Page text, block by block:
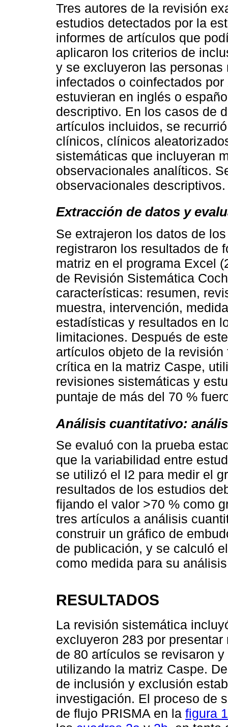
Tres autores de la revisión
estudios detectados por la
informes de artículos que
aplicaron los criterios de
y se excluyeron las
infectados o coinfectados por
estuvieran en inglés o
descriptivo. En los casos de
artículos incluidos, se
clínicos, clínicos
sistemáticas que incluyeran
observacionales analíticos.
observacionales descriptivos.
Extracción de datos y
Se extrajeron los datos de
registraron los resultados de
matriz en el programa Excel
de Revisión Sistemática
características: resumen,
muestra, intervención,
estadísticas y resultados en
limitaciones. Después de
artículos objeto de la
crítica en la matriz Caspe,
revisiones sistemáticas y
puntaje de más del 70 %
Análisis cuantitativo:
Se evaluó con la prueba
que la variabilidad entre
se utilizó el I2 para medir el
resultados de los estudios
fijando el valor >70 % como
tres artículos a análisis
construir un gráfico de
de publicación, y se calculó
como medida para su
RESULTADOS
La revisión sistemática
excluyeron 283 por
de 80 artículos se revisaron
utilizando la matriz Caspe.
de inclusión y exclusión
investigación. El proceso de
de flujo PRISMA en la figura 1